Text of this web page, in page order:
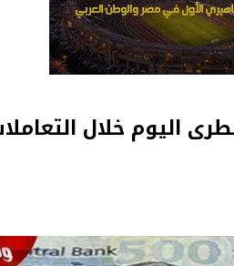
اليوم خلال